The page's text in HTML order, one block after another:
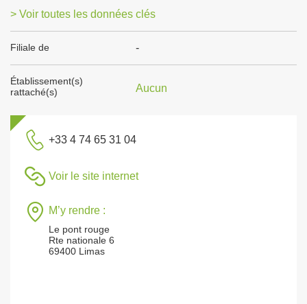
> Voir toutes les données clés
Filiale de -
Établissement(s)
rattaché(s)
Aucun
+33 4 74 65 31 04
Voir le site internet
M’y rendre :
Le pont rouge
Rte nationale 6
69400 Limas